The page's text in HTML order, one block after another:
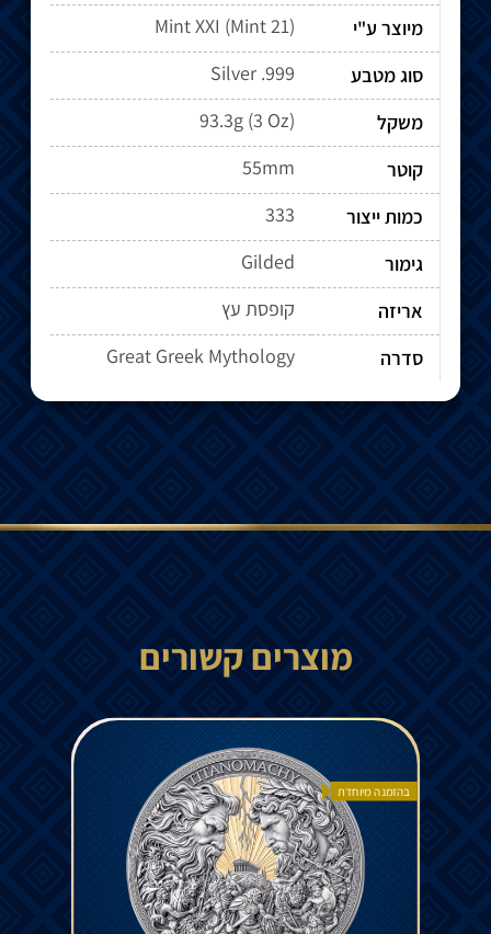
מיוצר ע"י
סוג מטבע
Silver .999
משקל
93.3g (3 Oz)
קוטר
55mm
כמות ייצור
333
גימור
Gilded
אריזה
קופסת עץ
סדרה
Great Greek Mythology
מוצרים קשורים
בהזמנה מיוחדת